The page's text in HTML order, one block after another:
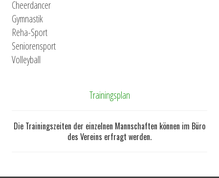
Cheerdancer
Gymnastik
Reha-Sport
Seniorensport
Volleyball
Trainingsplan
Die Trainingszeiten der einzelnen Mannschaften können im Büro
des Vereins erfragt werden.